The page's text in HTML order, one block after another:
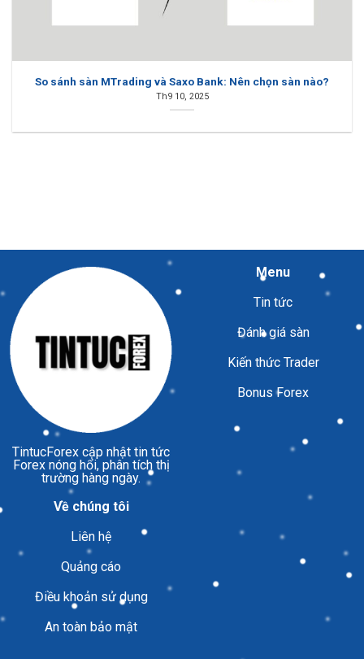
So sánh sàn MTrading và Saxo Bank: Nên chọn sàn nào?
Th9 10, 2025
TintucForex cập nhật tin tức
Forex nóng hổi, phân tích thị
trường hàng ngày.
Menu
Tin tức
Đánh giá sàn
Kiến thức Trader
Bonus Forex
Về chúng tôi
Liên hệ
Quảng cáo
Điều khoản sử dụng
An toàn bảo mật